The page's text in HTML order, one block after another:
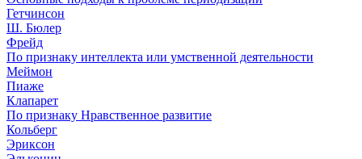
Гетчинсон
Ш. Бюлер
Фрейд
По признаку интеллекта или умственной деятельности
Меймон
Пиаже
Клапарет
По признаку Нравственное развитие
Кольберг
Эриксон